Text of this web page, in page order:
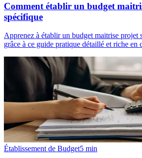
Comment établir un budget
spécifique
Apprenez à établir un budget maitrise projet
grâce à ce guide pratique détaillé et riche en
Établissement de Budget5 min